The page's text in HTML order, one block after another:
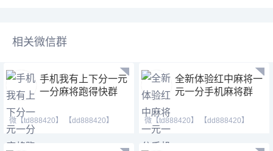
相关微信群
手机我有上下分一元
一分麻将跑得快群
微【td888420】 【dd888420】
【td21155】红中麻将 跑
全新体验红中麻将一
元一分手机麻将群
微【td888420】 【dd888420】
【td21155】红中麻将 跑